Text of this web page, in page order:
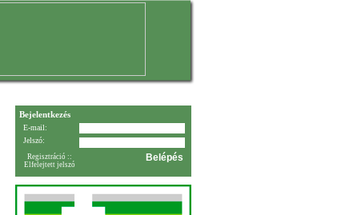
Bejelentkezés
E-mail:
Jelszó:
Regisztráció ::
Elfelejtett jelszó